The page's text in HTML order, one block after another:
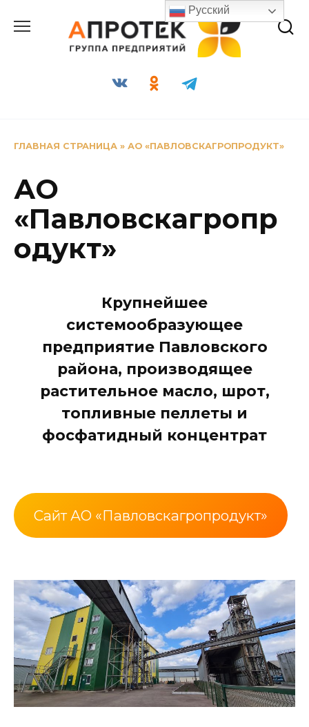
содержанию
ГЛАВНАЯ СТРАНИЦА » АО «ПАВЛОВСКАГРОПРОДУКТ»
АО
«Павловскагропр
одукт»
Крупнейшее
системообразующее
предприятие Павловского
района, производящее
растительное масло, шрот,
топливные пеллеты и
фосфатидный концентрат
Сайт АО «Павловскагропродукт»
Русский